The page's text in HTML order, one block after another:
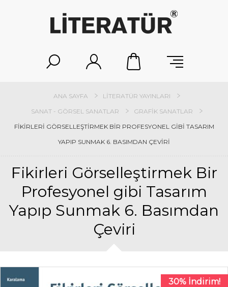
ANA SAYFA
LITERATÜR YAYINLARI
SANAT - GÖRSEL SANATLAR
GRAFIK SANATLAR
FIKIRLERI GÖRSELLEŞTIRMEK BIR PROFESYONEL GIBI TASARIM
YAPIP SUNMAK 6. BASIMDAN ÇEVIRI
Fikirleri Görselleştirmek Bir
Profesyonel gibi Tasarım
Yapıp Sunmak 6. Basımdan
Çeviri
30% İndirim!